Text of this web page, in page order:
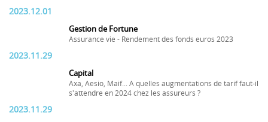
2023.12.01
Gestion de Fortune
Assurance vie - Rendement des fonds euros 2023
2023.11.29
Capital
Axa, Aesio, Maif... A quelles augmentations de tarif faut-il
s'attendre en 2024 chez les assureurs ?
2023.11.29